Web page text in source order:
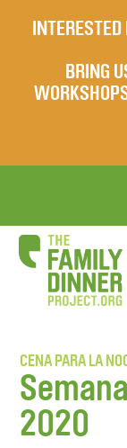
BRING
CENA PARA LA
2020